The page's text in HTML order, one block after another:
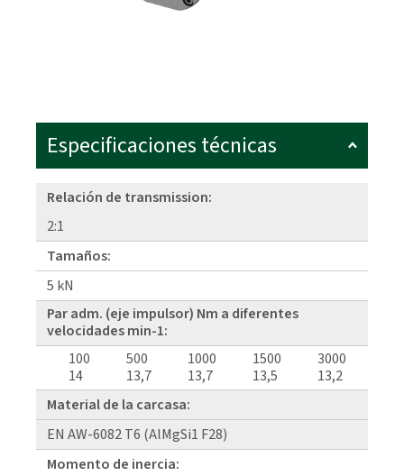
Especificaciones técnicas
Relación de transmission:
2:1
Tamaños:
5 kN
Par adm. (eje impulsor) Nm a diferentes
velocidades min-1:
100
14
500
13,7
1000
13,7
1500
13,5
3000
13,2
Material de la carcasa:
EN AW-6082 T6 (AlMgSi1 F28)
Momento de inercia: